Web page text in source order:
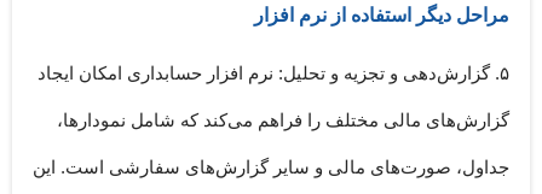
مراحل دیگر استفاده از نرم افزار
۵. گزارش‌دهی و تجزیه و تحلیل: نرم افزار حسابداری امکان ایجاد
گزارش‌های مالی مختلف را فراهم می‌کند که شامل نمودارها،
جداول، صورت‌های مالی و سایر گزارش‌های سفارشی است. این